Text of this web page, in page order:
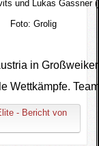
und Lukas Gassner
Foto: Grolig
in
Wettkämpfe.
- Bericht von